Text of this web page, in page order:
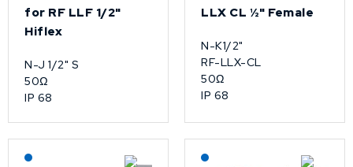
for RF LLF 1/2"
Hiflex
N-J 1/2" S
50Ω
IP 68
LLX CL ½" Female
N-K1/2"
RF-LLX-CL
50Ω
IP 68
Lagerført: NEK Kabel Lagerført: NEK Kabel